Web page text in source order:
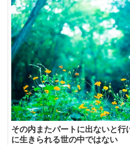
その内またパートに出ないと行
に生きられる世の中ではない